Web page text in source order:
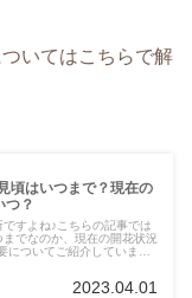
いてはこちらで解
頃はいつまで？現在の
つ？
すよね♪こちらの記事では
でなのか、現在の開花状況
についてご紹介していま
2023.04.01